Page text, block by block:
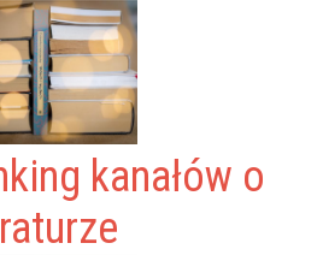
kanałów o